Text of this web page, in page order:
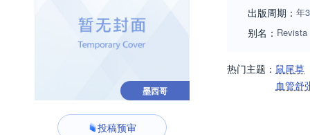
墨西哥
投稿预审
出版周期： 年
别名：
热门主题： 鼠尾草
血管舒